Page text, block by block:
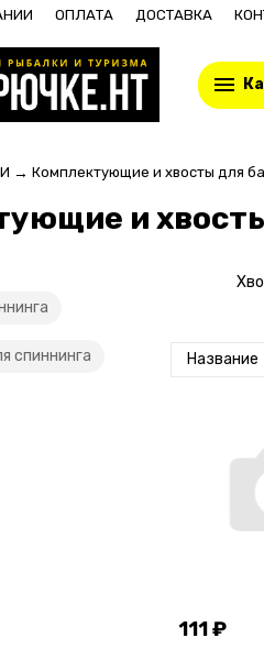
ОПЛАТА ДОСТАВКА
→ Комплектующие и хвосты для
и
спиннинга Название
111₽